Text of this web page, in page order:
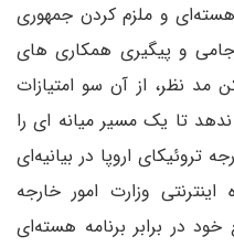
هسته‌ای و ملزم کردن جمهوری
و پیگیری همکاری های
مد نظر، از آن سو امتیازات
تا یک مسیر میانه ای را
تروئیکای اروپا در بیانیه‌ای
وزارت امور خارجه
در برابر برنامه هسته‌ای